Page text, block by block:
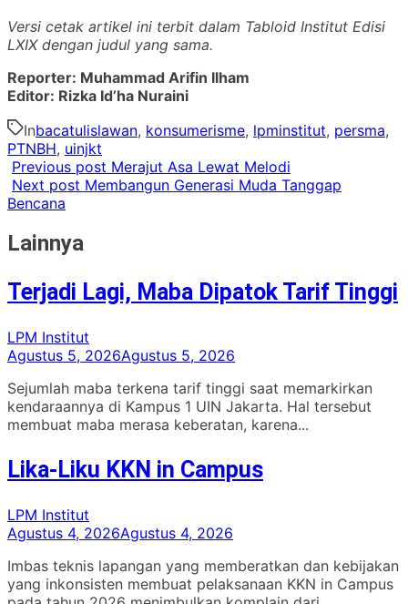
Versi cetak artikel ini terbit dalam Tabloid Institut Edisi
LXIX dengan judul yang sama.
Reporter: Muhammad Arifin Ilham
Editor: Rizka Id’ha Nuraini
Inbacatulislawan, konsumerisme, lpminstitut, persma,
PTNBH, uinjkt
Previous post Merajut Asa Lewat Melodi
Next post Membangun Generasi Muda Tanggap
Bencana
Lainnya
Terjadi Lagi, Maba Dipatok Tarif Tinggi
LPM Institut
Agustus 5, 2026Agustus 5, 2026
Sejumlah maba terkena tarif tinggi saat memarkirkan
kendaraannya di Kampus 1 UIN Jakarta. Hal tersebut
membuat maba merasa keberatan, karena...
Lika-Liku KKN in Campus
LPM Institut
Agustus 4, 2026Agustus 4, 2026
Imbas teknis lapangan yang memberatkan dan kebijakan
yang inkonsisten membuat pelaksanaan KKN in Campus